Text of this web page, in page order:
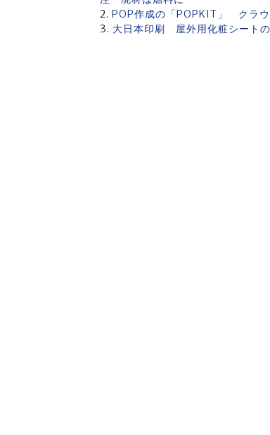
POP作成の「POPKIT」 クラウ
大日本印刷 屋外用化粧シート